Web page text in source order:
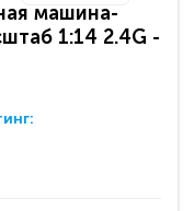
машина-
1:14 2.4G -